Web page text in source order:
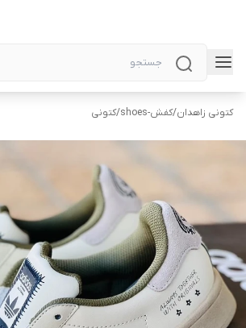
کتونی زاهدان/کفش-shoes /کتونی